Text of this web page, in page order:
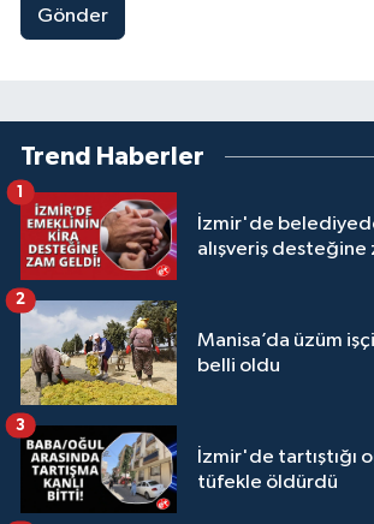
Gönder
Trend Haberler
İzmir'de
alışveriş desteğine
1
Manisa’da üzüm
belli oldu
2
İzmir'de tartıştığı
tüfekle öldürdü
3